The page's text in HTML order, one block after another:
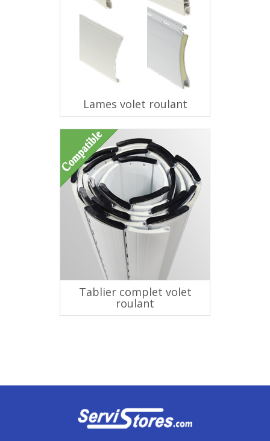
Lames volet roulant
Tablier complet volet
roulant